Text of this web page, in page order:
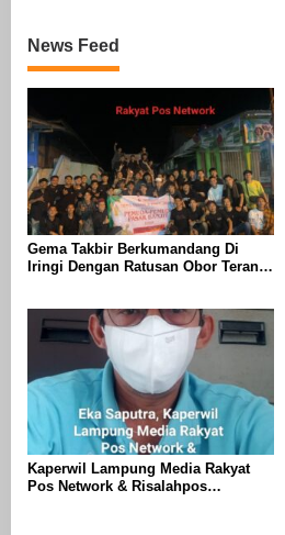
News Feed
Gema Takbir Berkumandang Di
Iringi Dengan Ratusan Obor Terangi
Kaperwil Lampung Media Rakyat
Pos Network & Risalahpos